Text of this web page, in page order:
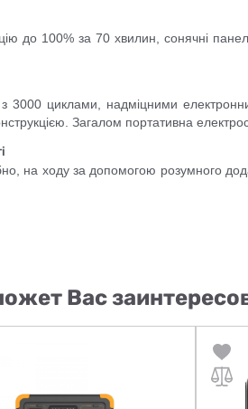
до 100% за 70 хвилин, сонячні
3000 циклами, надміцними
Загалом портативна
на ходу за допомогою розумного
Вас